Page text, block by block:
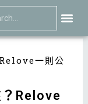
一則公
Relove